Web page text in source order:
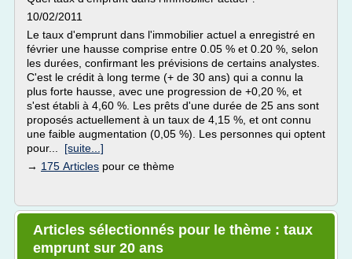
10/02/2011
Le taux d'emprunt dans l'immobilier actuel a enregistré en
février une hausse comprise entre 0.05 % et 0.20 %, selon
les durées, confirmant les prévisions de certains analystes.
C'est le crédit à long terme (+ de 30 ans) qui a connu la
plus forte hausse, avec une progression de +0,20 %, et
s'est établi à 4,60 %. Les prêts d'une durée de 25 ans sont
proposés actuellement à un taux de 4,15 %, et ont connu
une faible augmentation (0,05 %). Les personnes qui optent
pour... [suite...]
→ 175 Articles pour ce thème
Articles sélectionnés pour le thème : taux
emprunt sur 20 ans